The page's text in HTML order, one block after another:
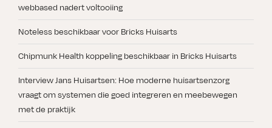
webbased nadert voltooiing
Noteless beschikbaar voor Bricks Huisarts
Chipmunk Health koppeling beschikbaar in Bricks Huisarts
Interview Jans Huisartsen: Hoe moderne huisartsenzorg
vraagt om systemen die goed integreren en meebewegen
met de praktijk